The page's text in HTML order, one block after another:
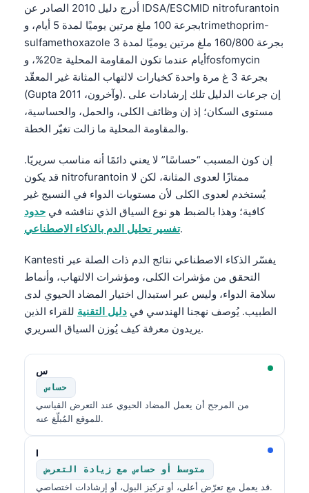
أدرج دليل 2010 الصادر عن IDSA/ESCMID nitrofurantoin
بجرعة 100 ملغ مرتين يوميًا لمدة 5 أيام، وtrimethoprim-
sulfamethoxazole بجرعة 160/800 ملغ مرتين يوميًا لمدة 3
أيام عندما تكون المقاومة المحلية ≤20%، وfosfomycin
بجرعة 3 غ مرة واحدة كخيارات لالتهاب المثانة غير المعقّد
(Gupta وآخرون، 2011). إن جرعات الدليل تلك إرشادات على
مستوى السكان؛ إذ إن وظائف الكلى، والحمل، والحساسية،
والمقاومة المحلية ما زالت تغيّر الخطة.
إن كون المسبب “حساسًا” لا يعني دائمًا أنه مناسب سريريًا.
قد يكون nitrofurantoin ممتازًا لعدوى المثانة، لكن لا
يُستخدم لعدوى الكلى لأن مستويات الدواء في النسيج غير
كافية؛ وهذا بالضبط هو نوع السياق الذي نناقشه في حدود
تفسير تحليل الدم بالذكاء الاصطناعي.
Kantesti يفسّر الذكاء الاصطناعي نتائج الدم ذات الصلة عبر
التحقق من مؤشرات الكلى، ومؤشرات الالتهاب، وأنماط
سلامة الدواء، وليس عبر استبدال اختيار المضاد الحيوي لدى
الطبيب. يُوصف نهجنا الهندسي في دليل التقنية للقراء الذين
يريدون معرفة كيف يُوزن السياق السريري.
س
حساس
من المرجح أن يعمل المضاد الحيوي عند التعرض القياسي
للموقع المُبلّغ عنه.
I
متوسط أو حساس مع زيادة التعرض
قد يعمل مع تعرّض أعلى، أو تركيز البول، أو إرشادات اختصاصي.